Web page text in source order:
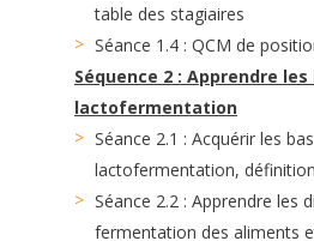
table des stagiaires
Séance 1.4 : QCM de
Séquence 2 : Apprendre
lactofermentation
Séance 2.1 : Acquérir les
lactofermentation,
Séance 2.2 : Apprendre les
fermentation des aliments